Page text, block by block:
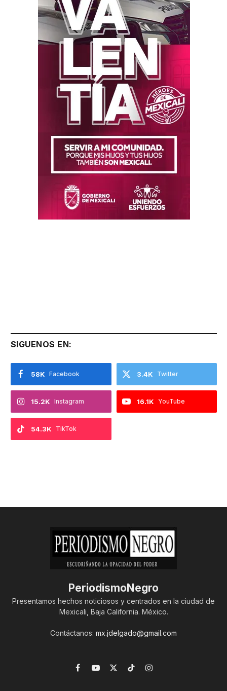
SIGUENOS EN:
Facebook
58K Twitter
3.4K
Instagram
15.2K YouTube
16.1K
TikTok
54.3K
PeriodismoNegro
Presentamos hechos noticiosos y centrados en la ciudad de
Mexicali, Baja California. México.
Contáctanos: mx.jdelgado@gmail.com
Facebook
YouTube
X
TikTokInstagram